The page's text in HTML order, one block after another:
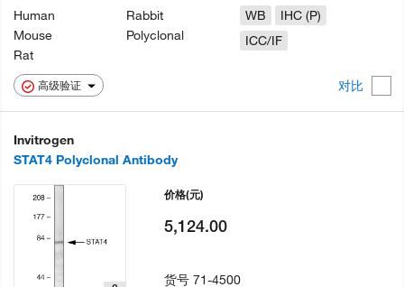
高级验证 对比
Human
Mouse
Rat
Rabbit
Polyclonal
WB
IHC (P)
ICC/IF
Invitrogen
STAT4 Polyclonal Antibody
价格(元)
5,124.00
货号71-4500